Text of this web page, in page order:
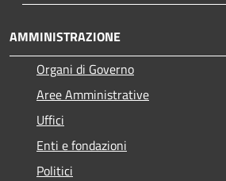
AMMINISTRAZIONE
Organi di Governo
Aree Amministrative
Uffici
Enti e fondazioni
Politici